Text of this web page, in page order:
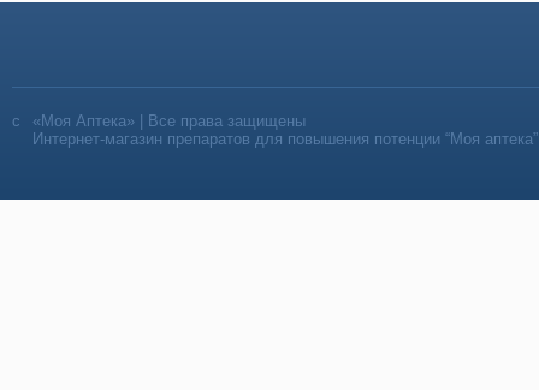
«Моя Аптека» | Все права защищены
Интернет-магазин препаратов для повышения потенции “Моя